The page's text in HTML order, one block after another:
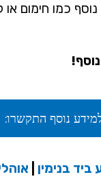
חימום או
נוסף התקשרו: 072-392-3350
בנימין